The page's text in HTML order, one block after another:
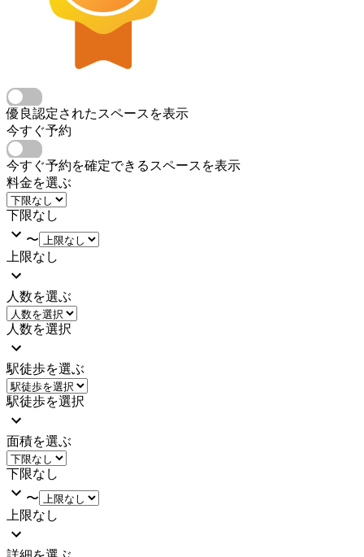
優良認定されたスペースを表示
今すぐ予約
今すぐ予約を確定できるスペースを表示
料金を選ぶ
下限なし
〜
上限なし
人数を選ぶ
人数を選択
駅徒歩を選ぶ
駅徒歩を選択
面積を選ぶ
下限なし
〜
上限なし